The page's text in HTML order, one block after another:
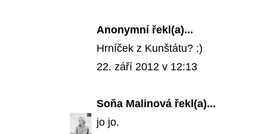
Anonymní řekl(a)...
Hrníček z Kunštátu? :)
22. září 2012 v 12:13
Soňa Malinová řekl(a)...
jo jo.